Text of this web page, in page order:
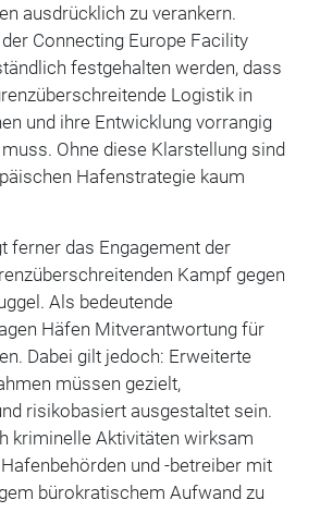
ausdrücklich zu verankern.
Connecting Europe Facility
festgehalten werden, dass
Logistik in
und ihre Entwicklung vorrangig
Ohne diese Klarstellung sind
Hafenstrategie kaum
ferner das Engagement der
Kampf gegen
Als bedeutende
Häfen Mitverantwortung für
Dabei gilt jedoch: Erweiterte
müssen gezielt,
risikobasiert ausgestaltet sein.
kriminelle Aktivitäten wirksam
und -betreiber mit
bürokratischem Aufwand zu